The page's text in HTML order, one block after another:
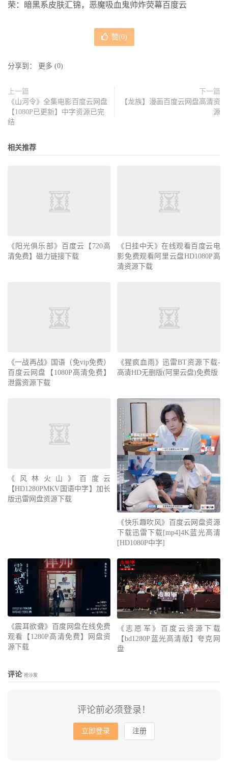
荣：暗黑系皮肤汇锦，恶魔吸血鬼帅炸荧幕百度云
赞(0)
分享到： 更多 (0)
上一篇
《山河令》全集电影百度云网盘
【1080P已更新】中字资源已完
结
下一篇
【龙族】漫画百度云网盘高清资
源
相关推荐
《阳光俱乐部》百度云【720高
清免费】磁力链接下载
《日挂中天》在线观看百度云电
影免费观看阿里云盘HD1080P高
清资源下载
《一战再战》国语（免vip免费）
百度云网盘【1080P高清免费】
泄露资源下载
《猩疯血雨》迅雷BT资源下载-
高清HD无删版(阿里云盘)免费版
《风林火山》百度云
【HD1280PMKV国语中字】加长
版迅雷网盘资源下载
《快乐趣吹风》百度云网盘资源
下载迅雷下载[mp4]4K蓝光高清
[HD1080P中字]
《震耳欲聋》百度网盘在线免费
观看【1280P高清免费】网盘资
源下载
《志愿军》百度云资源下载
【bd1280P蓝光高清版】夸克网
盘
评论 抢沙发
评论前必须登录！
立即登录 注册